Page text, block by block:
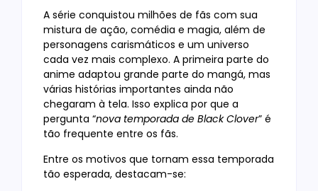
A série conquistou milhões de fãs com sua
mistura de ação, comédia e magia, além de
personagens carismáticos e um universo
cada vez mais complexo. A primeira parte do
anime adaptou grande parte do mangá, mas
várias histórias importantes ainda não
chegaram à tela. Isso explica por que a
pergunta “nova temporada de Black Clover” é
tão frequente entre os fãs.
Entre os motivos que tornam essa temporada
tão esperada, destacam-se: